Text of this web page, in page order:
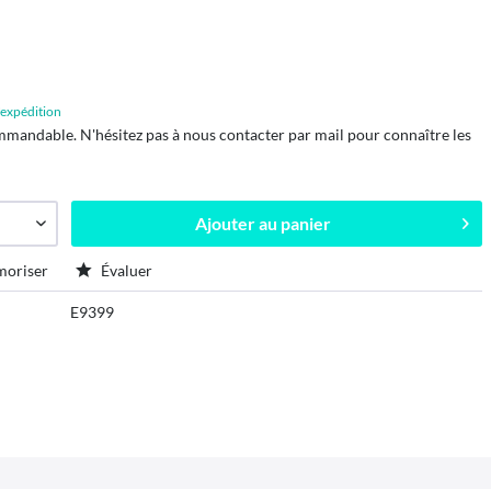
N'hésitez pas à nous contacter par mail pour connaître les
Ajouter au panier
Évaluer
E9399